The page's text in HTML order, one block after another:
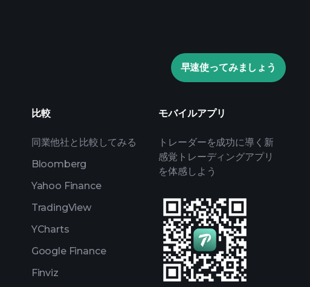
Playtradeトーナメント
おすすめのブローカー
早速使ってみましょう
比較
同業他社と比較してみる
Bloomberg
Yahoo Finance
TradingView
YCharts
Google Finance
Finviz
モバイルアプリ
トレーダーを成功に導く新
感覚トレーディングアプリ
を体感しよう